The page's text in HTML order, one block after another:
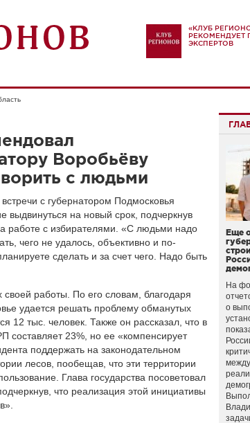
«КЛУБ
РЕКОМЕНДУЕТ
ЭКСПЕРТОВ
Воробьёву
с людьми
с губернатором Подмосковья
на новый срок, подчеркнув
работе с избирателями. «С людьми надо
чего не удалось, объективно и по-
сделать и за счет чего. Надо быть
своей работы. По его словам, благодаря
удается решать проблему обманутых
12 тыс. человек. Также он рассказал, что в
составляет 23%, но ее «компенсирует
поддержать на законодательном
лесов, пообещав, что эти территории
Глава государства посоветовал
что реализация этой инициативы
Еще
На
о